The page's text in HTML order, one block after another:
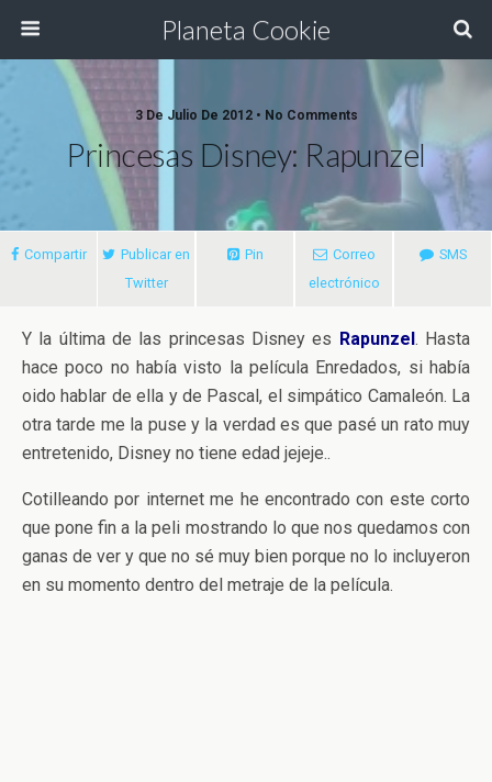
Planeta Cookie
3 De Julio De 2012 • No Comments
Princesas Disney: Rapunzel
Compartir
Publicar en
Twitter
Pin
Correo
electrónico
SMS
Y la última de las princesas Disney es Rapunzel. Hasta
hace poco no había visto la película Enredados, si había
oido hablar de ella y de Pascal, el simpático Camaleón. La
otra tarde me la puse y la verdad es que pasé un rato muy
entretenido, Disney no tiene edad jejeje..
Cotilleando por internet me he encontrado con este corto
que pone fin a la peli mostrando lo que nos quedamos con
ganas de ver y que no sé muy bien porque no lo incluyeron
en su momento dentro del metraje de la película.